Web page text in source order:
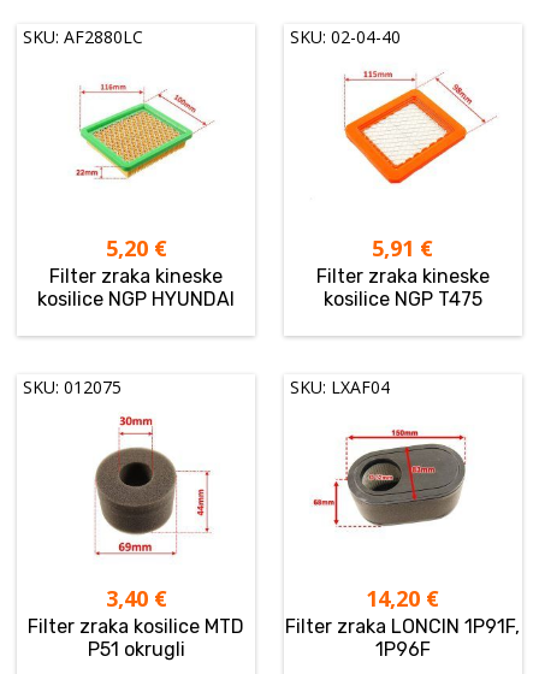
SKU: AF2880LC
5,20 €
Filter zraka kineske
kosilice NGP HYUNDAI
SKU: 02-04-40
5,91 €
Filter zraka kineske
kosilice NGP T475
SKU: 012075
3,40 €
Filter zraka kosilice MTD
P51 okrugli
SKU: LXAF04
14,20 €
Filter zraka LONCIN 1P91F,
1P96F